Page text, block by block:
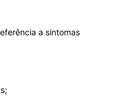
a sintomas